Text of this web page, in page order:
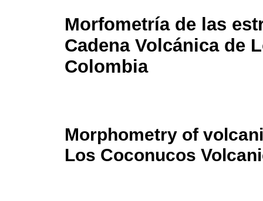
Morfometría de las
Cadena Volcánica de
Colombia
Morphometry of
Los Coconucos